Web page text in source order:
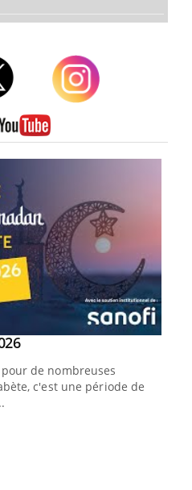
Youtube
de nombreuses
c'est une période de